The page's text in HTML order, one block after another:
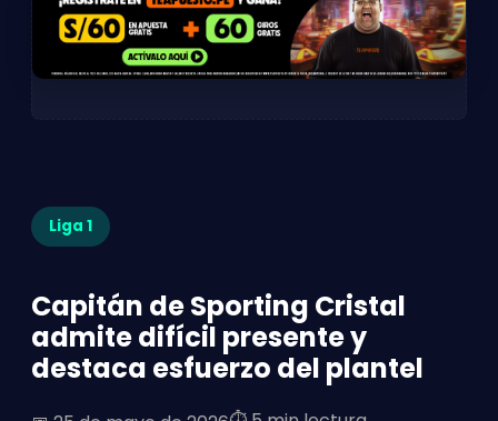
Liga 1
Capitán de Sporting Cristal
admite difícil presente y
destaca esfuerzo del plantel